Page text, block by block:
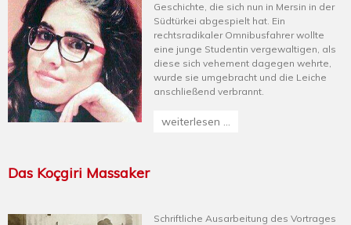
Geschichte, die sich nun in Mersin in der
Südtürkei abgespielt hat. Ein
rechtsradikaler Omnibusfahrer wollte
eine junge Studentin vergewaltigen, als
diese sich vehement dagegen wehrte,
wurde sie umgebracht und die Leiche
anschließend verbrannt.
weiterlesen ...
Das Koçgiri Massaker
Schriftliche Ausarbeitung des Vortrages